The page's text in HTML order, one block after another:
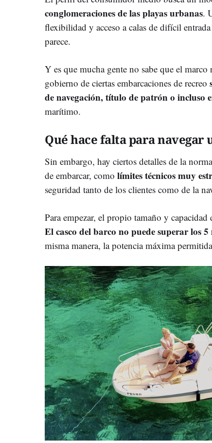
conglomeraciones de las playas urbanas.
flexibilidad y acceso a calas de difícil
parece.
Y es que mucha gente no sabe que el
gobierno de ciertas embarcaciones de recreo
de navegación, título de patrón o incluso
marítimo.
Qué hace falta para navegar
Sin embargo, hay ciertos detalles de la
de embarcar, como límites técnicos muy
seguridad tanto de los clientes como de la
Para empezar, el propio tamaño y
El casco del barco no puede superar los
misma manera, la potencia máxima